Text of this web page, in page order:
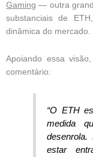
Gaming — outra
substanciais de
dinâmica do mercado.
Apoiando essa
comentário:
“O ETH
medida
estar